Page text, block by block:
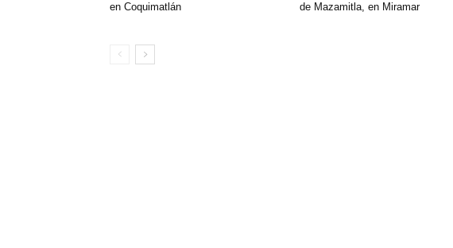
en Coquimatlán
de Mazamitla, en Miramar